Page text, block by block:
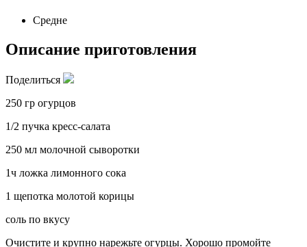
Средне
Описание приготовления
Поделиться
250 гр огурцов
1/2 пучка кресс-салата
250 мл молочной сыворотки
1ч ложка лимонного сока
1 щепотка молотой корицы
соль по вкусу
Очистите и крупно нарежьте огурцы. Хорошо промойте